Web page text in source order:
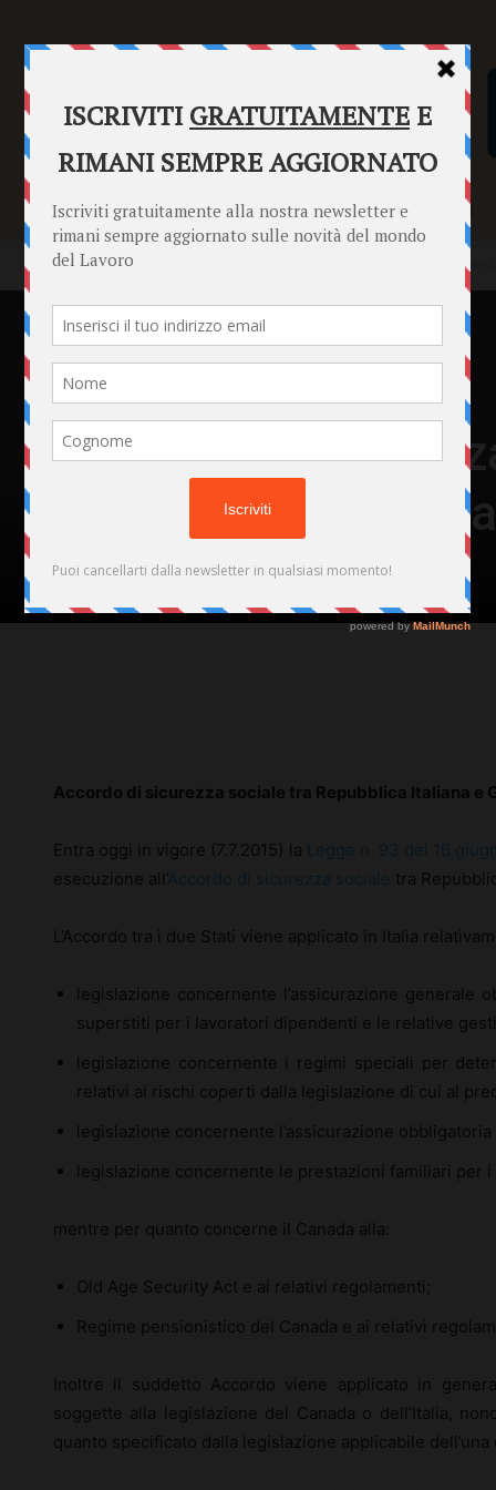
SENTENZE FORMULARI PUNTO INFORMAZIONI
Home Punto Informazioni Accordo di
Punto Informazioni Datori di Lavoro Lavoratori News
Accordo di
Governo del Canada
Di Redazione - 7 Luglio 2015 78
Accordo di sicurezza sociale tra Repubblica Italiana e
Entra oggi in vigore (7.7.2015) la
esecuzione all’ Accordo di sicurezza sociale tra
L’Accordo tra i due Stati viene applicato in Italia
legislazione concernente l’assicurazione generale
superstiti per i lavoratori dipendenti e le relative
legislazione concernente i regimi speciali per
relativi ai rischi coperti dalla legislazione di cui al
legislazione concernente l’assicurazione
legislazione concernente le prestazioni familiari per
mentre per quanto concerne il Canada alla:
Old Age Security Act e ai relativi regolamenti;
Regime pensionistico del Canada e ai relativi
Inoltre il suddetto Accordo viene applicato in
soggette alla legislazione del Canada o dell’Italia,
quanto specificato dalla legislazione applicabile dell’una